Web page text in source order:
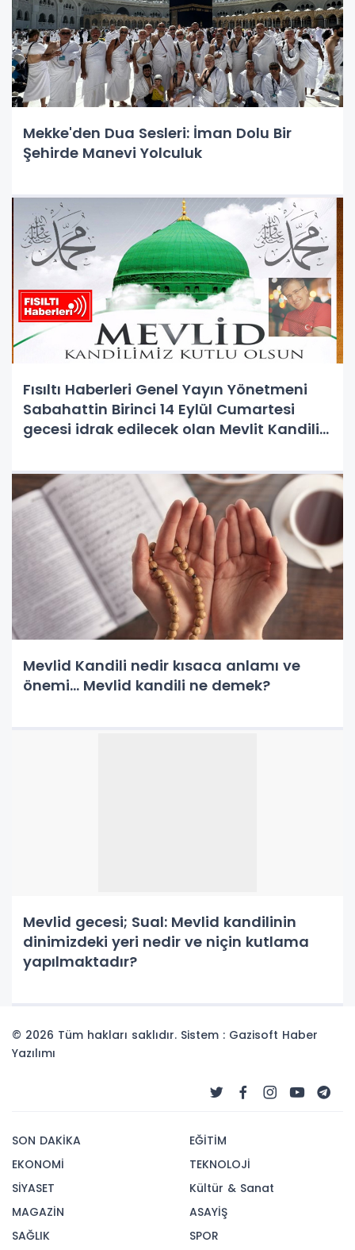
Mekke'den Dua Sesleri: İman Dolu Bir
Şehirde Manevi Yolculuk
Fısıltı Haberleri Genel Yayın Yönetmeni
Sabahattin Birinci 14 Eylül Cumartesi
gecesi idrak edilecek olan Mevlit Kandili
Mevlid Kandili nedir kısaca anlamı ve
önemi... Mevlid kandili ne demek?
Mevlid gecesi; Sual: Mevlid kandilinin
dinimizdeki yeri nedir ve niçin kutlama
yapılmaktadır?
© 2026 Tüm hakları saklıdır. Sistem : Gazisoft Haber
Yazılımı
SON DAKİKA
EKONOMİ
SİYASET
MAGAZİN
SAĞLIK
EĞİTİM
TEKNOLOJİ
Kültür & Sanat
ASAYİŞ
SPOR